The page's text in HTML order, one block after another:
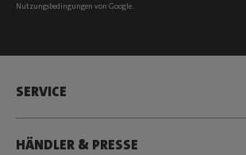
Nutzungsbedingungen von Google.
SERVICE
HÄNDLER & PRESSE